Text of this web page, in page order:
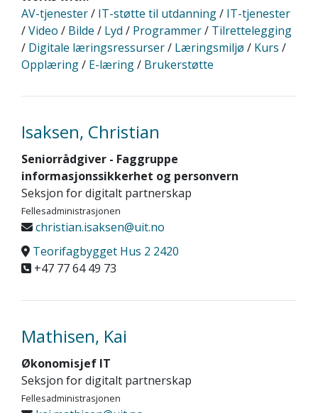
AV-tjenester/ IT-støtte til utdanning/ IT-tjenester
/Video / Bilde / Lyd / Programmer/ Tilrettelegging
/ Digitale læringsressurser/ Læringsmiljø / Kurs /
Opplæring/ E-læring/ Brukerstøtte
Isaksen, Christian
Seniorrådgiver - Faggruppe
informasjonssikkerhet og personvern
Seksjon for digitalt partnerskap
Fellesadministrasjonen
christian.isaksen@uit.no
Teorifagbygget Hus 2 2420
+47 77 64 49 73
Mathisen, Kai
Økonomisjef IT
Seksjon for digitalt partnerskap
Fellesadministrasjonen